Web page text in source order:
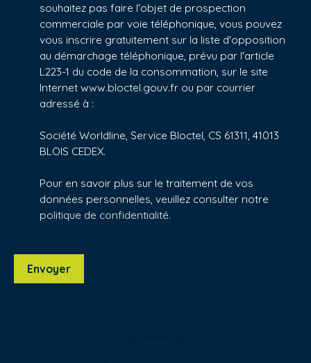
souhaitez pas faire l'objet de prospection
commerciale par voie téléphonique, vous pouvez
vous inscrire gratuitement sur la liste d'opposition
au démarchage téléphonique, prévu par l'article
L223-1 du code de la consommation, sur le site
Internet www.bloctel.gouv.fr ou par courrier
adressé à :
Société Worldline, Service Bloctel, CS 61311, 41013
BLOIS CEDEX.
Pour en savoir plus sur le traitement de vos
données personnelles, veuillez consulter notre
politique de confidentialité.
Envoyer